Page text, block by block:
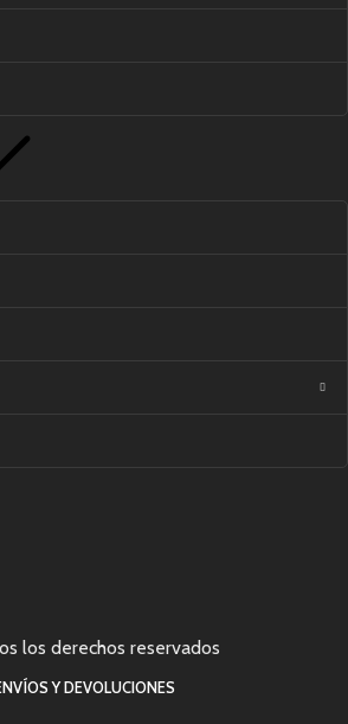
los derechos reservados
Y DEVOLUCIONES